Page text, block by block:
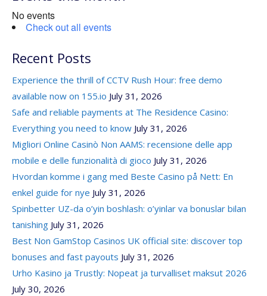
No events
Check out all events
Recent Posts
Experience the thrill of CCTV Rush Hour: free demo
available now on 155.io July 31, 2026
Safe and reliable payments at The Residence Casino:
Everything you need to know July 31, 2026
Migliori Online Casinò Non AAMS: recensione delle app
mobile e delle funzionalità di gioco July 31, 2026
Hvordan komme i gang med Beste Casino på Nett: En
enkel guide for nye July 31, 2026
Spinbetter UZ-da o’yin boshlash: o’yinlar va bonuslar bilan
tanishing July 31, 2026
Best Non GamStop Casinos UK official site: discover top
bonuses and fast payouts July 31, 2026
Urho Kasino ja Trustly: Nopeat ja turvalliset maksut 2026
July 30, 2026